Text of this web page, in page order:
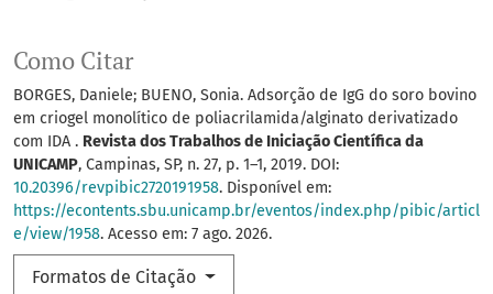
Como Citar
BORGES, Daniele; BUENO, Sonia. Adsorção de IgG do soro bovino
em criogel monolítico de poliacrilamida/alginato derivatizado
com IDA . Revista dos Trabalhos de Iniciação Científica da
UNICAMP, Campinas, SP, n. 27, p. 1–1, 2019. DOI:
10.20396/revpibic2720191958. Disponível em:
https://econtents.sbu.unicamp.br/eventos/index.php/pibic/articl
e/view/1958. Acesso em: 7 ago. 2026.
Formatos de Citação